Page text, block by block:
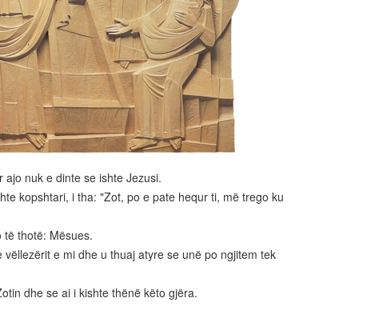
nuk e dinte se ishte Jezusi.
kopshtari, i tha: "Zot, po e pate hequr ti, më trego ku
thotë: Mësues.
e mi dhe u thuaj atyre se unë po ngjitem tek
dhe se ai i kishte thënë këto gjëra.